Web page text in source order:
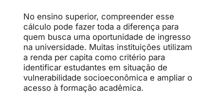
No ensino superior, compreender esse
cálculo pode fazer toda a diferença para
quem busca uma oportunidade de ingresso
na universidade. Muitas instituições utilizam
a renda per capita como critério para
identificar estudantes em situação de
vulnerabilidade socioeconômica e ampliar o
acesso à formação acadêmica.